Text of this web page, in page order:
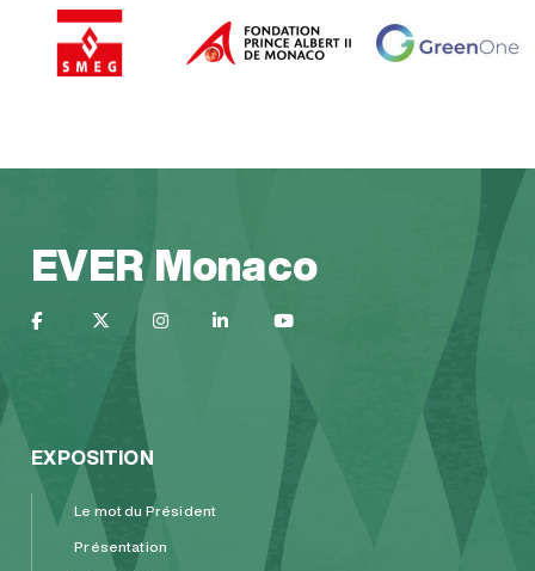
EVER Monaco
EXPOSITION
Le mot du Président
Présentation